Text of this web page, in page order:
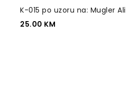
K-015 po uzoru na: Mugler
25.00 KM